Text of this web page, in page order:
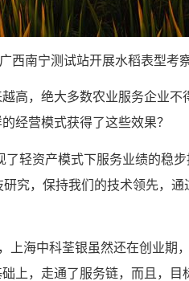
西南宁测试站开展水稻表型考
高，绝大多数农业服务企业
经营模式获得了这些效果？
轻资产模式下服务业绩的稳
究，保持我们的技术领先，
上海中科荃银虽然还在创业
上，走通了服务链，而且，